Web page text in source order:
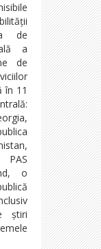
de
a
de
în 11
PAS
o
știri